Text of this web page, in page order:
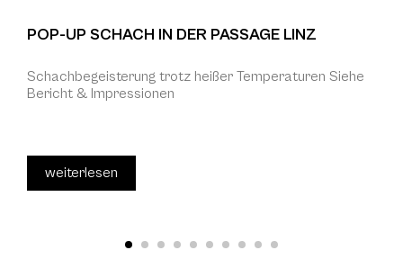
POP-UP SCHACH IN DER PASSAGE LINZ
Schachbegeisterung trotz heißer Temperaturen Siehe
Bericht & Impressionen
weiterlesen